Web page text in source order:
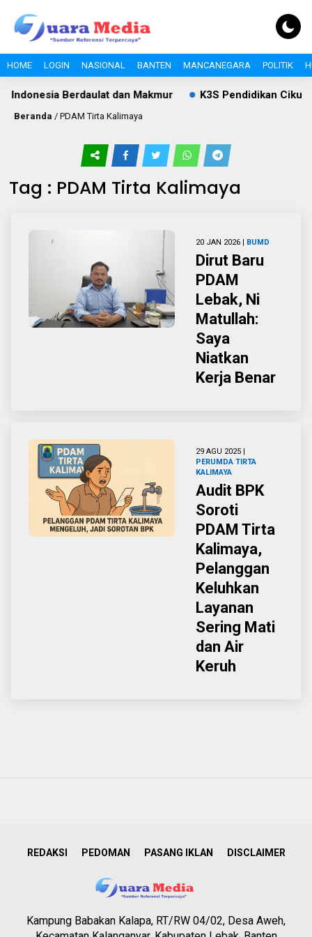
HOME LOGIN NASIONAL BANTEN MANCANEGARA POLITIK
Berdaulat dan Makmur K3S Pendidikan Cikulur
Beranda / PDAM Tirta Kalimaya
Tag : PDAM Tirta Kalimaya
20 JAN 2026 | BUMD
Dirut Baru
PDAM
Lebak, Ni
Matullah:
Saya
Niatkan
Kerja Benar
29 AGU 2025 |
PERUMDA TIRTA
KALIMAYA
Audit BPK
Soroti
PDAM Tirta
Kalimaya,
Pelanggan
Keluhkan
Layanan
Sering Mati
dan Air
Keruh
REDAKSI PEDOMAN PASANG IKLAN DISCLAIMER
Kampung Babakan Kalapa, RT/RW 04/02, Desa Aweh,